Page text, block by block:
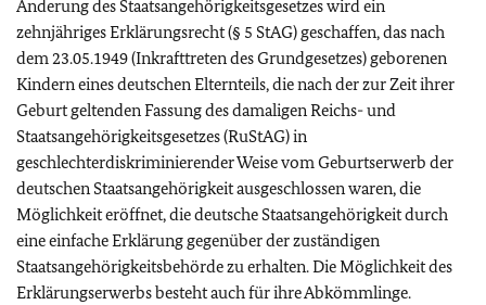
Änderung des Staatsangehörigkeitsgesetzes wird ein
zehnjähriges Erklärungsrecht (§ 5 StAG) geschaffen, das nach
dem 23.05.1949 (Inkrafttreten des Grundgesetzes) geborenen
Kindern eines deutschen Elternteils, die nach der zur Zeit ihrer
Geburt geltenden Fassung des damaligen Reichs- und
Staatsangehörigkeitsgesetzes (RuStAG) in
geschlechterdiskriminierender Weise vom Geburtserwerb der
deutschen Staatsangehörigkeit ausgeschlossen waren, die
Möglichkeit eröffnet, die deutsche Staatsangehörigkeit durch
eine einfache Erklärung gegenüber der zuständigen
Staatsangehörigkeitsbehörde zu erhalten. Die Möglichkeit des
Erklärungserwerbs besteht auch für ihre Abkömmlinge.